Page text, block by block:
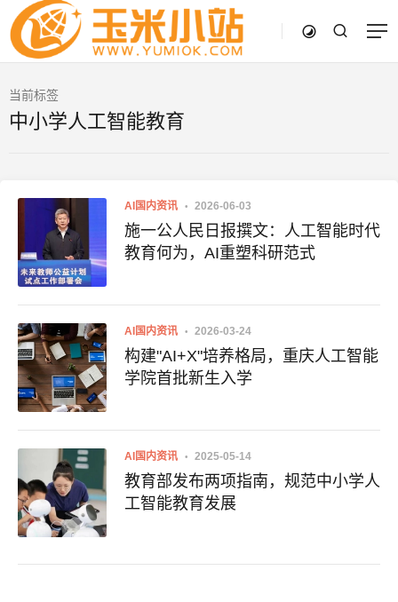
当前标签
中小学人工智能教育
AI国内资讯 2026-06-03
施一公人民日报撰文：人工智能时代
教育何为，AI重塑科研范式
AI国内资讯 2026-03-24
构建"AI+X"培养格局，重庆人工智能
学院首批新生入学
AI国内资讯 2025-05-14
教育部发布两项指南，规范中小学人
工智能教育发展